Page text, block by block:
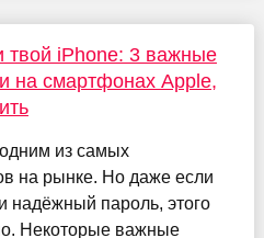
iPhone: 3 важные
на смартфонах Apple,
из самых
на рынке. Но даже если
надёжный пароль, этого
Некоторые важные